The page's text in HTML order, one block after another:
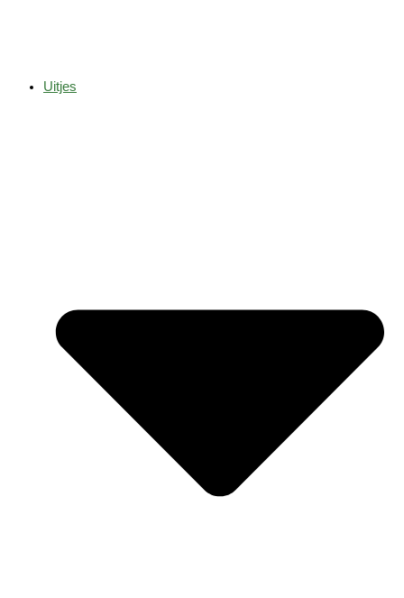
Uitjes